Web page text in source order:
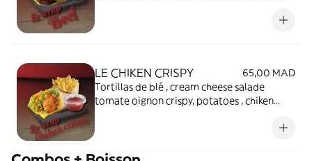
LE CHIKEN CRISPY
65,00 MAD
Tortillas de blé , cream cheese salade
tomate oignon crispy, potatoes , chiken